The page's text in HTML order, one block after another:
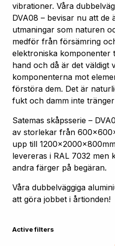
vibrationer. Våra
DVA08 – bevisar nu att
utmaningar som naturen
medför från försämring
elektroniska komponenter
hand och då är det väldigt
komponenterna mot
förstöra dem. Det är
fukt och damm inte
Satemas skåpsserie –
av storlekar från
upp till
levereras i RAL 7032 men
andra färger på begäran.
Våra dubbelväggiga
att göra jobbet i årtionden!
Active filters